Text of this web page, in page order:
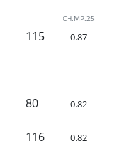
CH.MP.25
115 0.87
80 0.82
116 0.82